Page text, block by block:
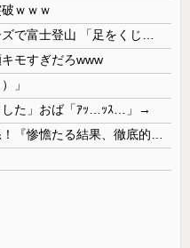
ｗｗｗ
モすぎだろwww
」
した」おば「ｱｯ…ｯｽ…」→